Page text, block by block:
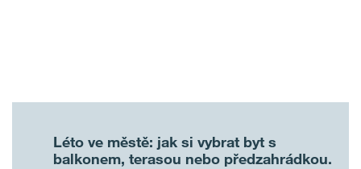
Léto ve městě: jak si vybrat byt s
balkonem, terasou nebo předzahrádkou.